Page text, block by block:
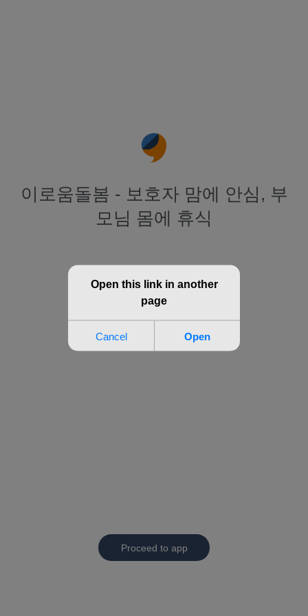
이로움돌봄 - 보호자 맘에 안심, 부
모님 몸에 휴식
Proceed to app